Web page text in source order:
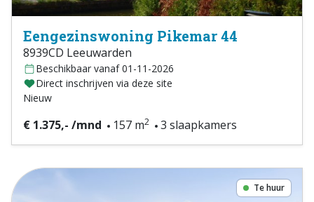
Eengezinswoning Pikemar 44
8939CD Leeuwarden
Beschikbaar vanaf 01-11-2026
Direct inschrijven via deze site
Nieuw
€ 1.375,- /mnd 157 m2 3 slaapkamers
Te huur